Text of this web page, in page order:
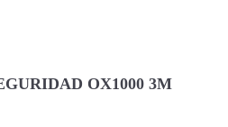
OX1000 3M